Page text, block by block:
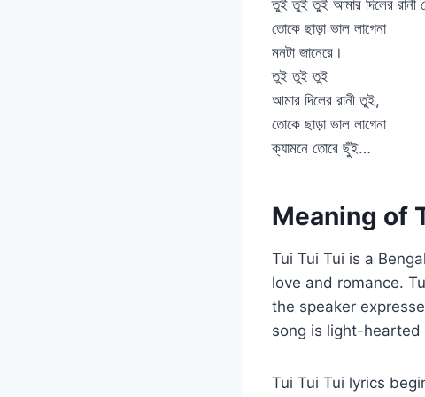
তুই তুই তুই আমার দিলের রানী
তোকে ছাড়া ভাল লাগেনা
মনটা জানেরে।
তুই তুই তুই
আমার দিলের রানী তুই,
তোকে ছাড়া ভাল লাগেনা
ক্যামনে তোরে ছুঁই…
Meaning of
Tui Tui Tui is a
love and romance.
the speaker
song is light-
Tui Tui Tui lyrics